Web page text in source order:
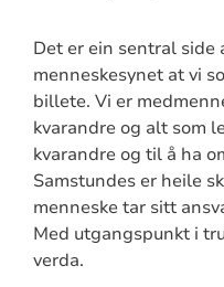
Det er ein sentral side
menneskesynet at vi
billete. Vi er
kvarandre og alt som
kvarandre og til å ha
Samstundes er heile
menneske tar sitt
Med utgangspunkt i
verda.